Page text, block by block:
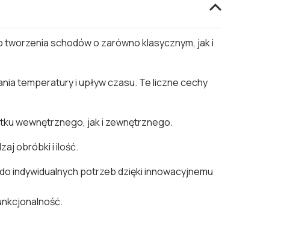
schodów o zarówno klasycznym, jak i
temperatury i upływ czasu. Te liczne cechy
wewnętrznego, jak i zewnętrznego.
obróbki i ilość.
indywidualnych potrzeb dzięki innowacyjnemu